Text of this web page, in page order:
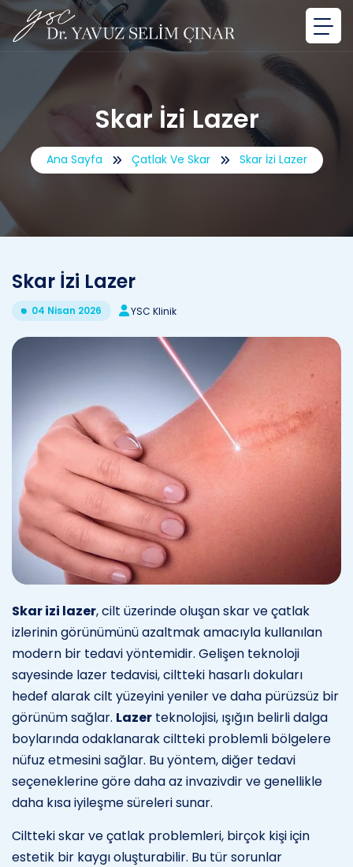
Skar İzi Lazer
Ana Sayfa Çatlak Ve Skar Skar İzi Lazer
Skar İzi Lazer
04 Nisan 2026 YSC Klinik
Skar izi lazer, cilt üzerinde oluşan skar ve çatlak
izlerinin görünümünü azaltmak amacıyla kullanılan
modern bir tedavi yöntemidir. Gelişen teknoloji
sayesinde lazer tedavisi, ciltteki hasarlı dokuları
hedef alarak cilt yüzeyini yeniler ve daha pürüzsüz bir
görünüm sağlar. Lazer teknolojisi, ışığın belirli dalga
boylarında odaklanarak ciltteki problemli bölgelere
nüfuz etmesini sağlar. Bu yöntem, diğer tedavi
seçeneklerine göre daha az invazivdir ve genellikle
daha kısa iyileşme süreleri sunar.
Ciltteki skar ve çatlak problemleri, birçok kişi için
estetik bir kaygı oluşturabilir. Bu tür sorunlar